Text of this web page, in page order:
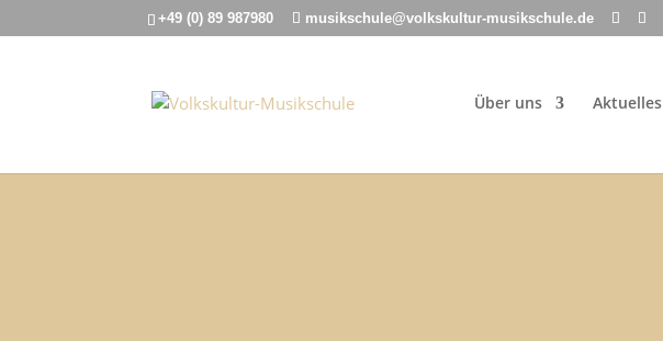
+49 (0) 89 987980 musikschule@volkskultur-musikschule.de
Über uns Aktuelles